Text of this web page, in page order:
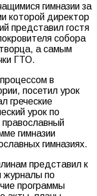
гимназии за
которой директор
представил гостя
собора
а самым
ГТО.
в
посетил урок
греческие
урок по
гимназии
гимназиях.
представил к
журналы по
программы